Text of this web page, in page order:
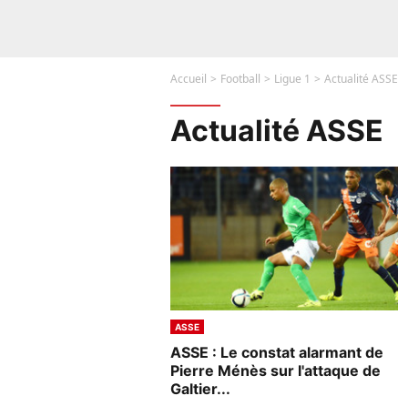
Accueil Football Ligue 1 Actualité ASSE
Actualité ASSE
ASSE
ASSE : Le constat alarmant de
Pierre Ménès sur l'attaque de
Galtier...